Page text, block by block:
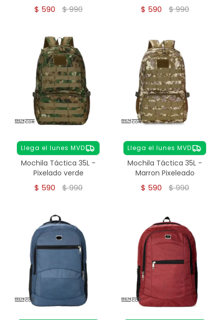
$ 590 $990 $ 590 $990
Llega el lunes MVD
Mochila Táctica 35L -
Pixelado verde
$ 590 $990
Llega el lunes MVD
Mochila Táctica 35L -
Marron Pixeleado
$ 590 $990